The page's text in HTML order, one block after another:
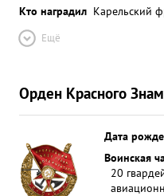
Кто наградил Карельский
Ещё
Орден Красного
Дата
Воинская
20